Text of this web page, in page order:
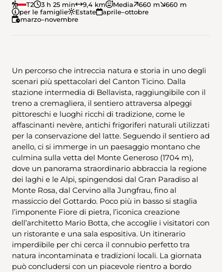
T2 3 h 25 min 9,4 km Media 660 m
660 m
per le famiglie
Estate
aprile–ottobre
marzo–novembre
Un percorso che intreccia natura e storia in uno degli
scenari più spettacolari del Canton Ticino. Dalla
stazione intermedia di Bellavista, raggiungibile con il
treno a cremagliera, il sentiero attraversa alpeggi
pittoreschi e luoghi ricchi di tradizione, come le
affascinanti nevère, antichi frigoriferi naturali utilizzati
per la conservazione del latte. Seguendo il sentiero ad
anello, ci si immerge in un paesaggio montano che
culmina sulla vetta del Monte Generoso (1704 m),
dove un panorama straordinario abbraccia la regione
dei laghi e le Alpi, spingendosi dal Gran Paradiso al
Monte Rosa, dal Cervino alla Jungfrau, fino al
massiccio del Gottardo. Poco più in basso si staglia
l’imponente Fiore di pietra, l’iconica creazione
dell’architetto Mario Botta, che accoglie i visitatori con
un ristorante e una sala espositiva. Un itinerario
imperdibile per chi cerca il connubio perfetto tra
natura incontaminata e tradizioni locali. La giornata
può concludersi con un piacevole rientro a bordo